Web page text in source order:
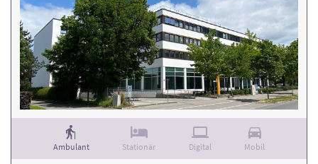
Ambulant Stationär Digital Mobil